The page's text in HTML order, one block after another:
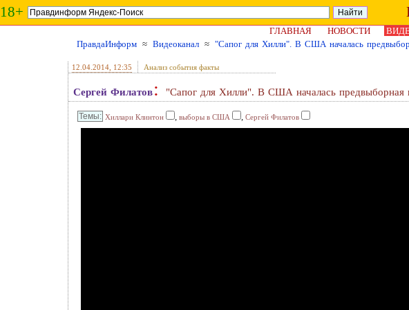
18+
ГЛАВНАЯ
НОВОСТИ
ПравдаИнформ ≈ Видеоканал ≈ "Сапог для Хилли". В США началась
12.04.2014 , 12:35 Анализ события факты
Сергей Филатов: "Сапог для Хилли". В США началась предвыборная
Хиллари Клинтон , выборы в США , Сергей Филатов